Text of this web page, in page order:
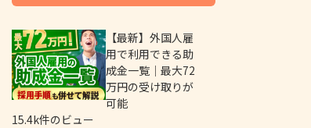
【最新】外国人雇
用で利用できる助
成金一覧｜最大72
万円の受け取りが
可能
15.4k件のビュー